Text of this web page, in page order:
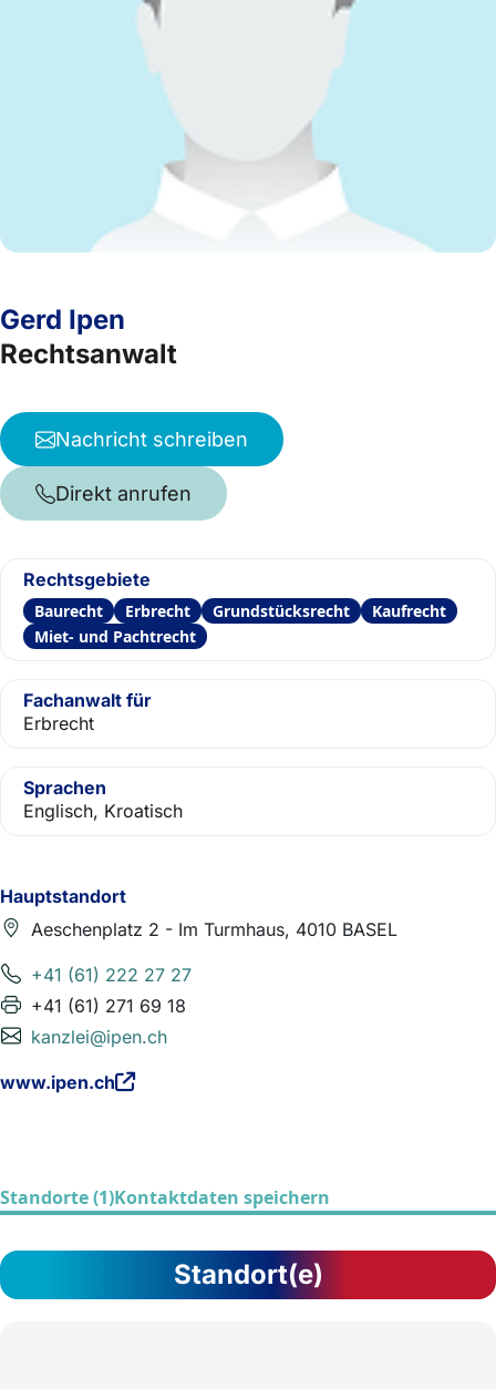
Hauptstandort
Aeschenplatz 2 - Im Turmhaus, 4010 BASEL
+41 (61) 222 27 27
+41 (61) 271 69 18
kanzlei@ipen.ch
www.ipen.ch
Gerd Ipen
Rechtsanwalt
Nachricht schreiben
Direkt anrufen
Rechtsgebiete
Baurecht Erbrecht Grundstücksrecht
Kaufrecht
Miet- und Pachtrecht
Fachanwalt für
Erbrecht
Sprachen
Englisch, Kroatisch
Standorte (1)Kontaktdaten speichern
Standort(e)